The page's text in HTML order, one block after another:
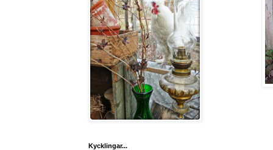
Kycklingar...